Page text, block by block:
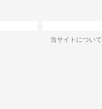
当サイトについて